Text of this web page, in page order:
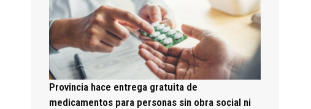
Provincia hace entrega gratuita de
medicamentos para personas sin obra social ni